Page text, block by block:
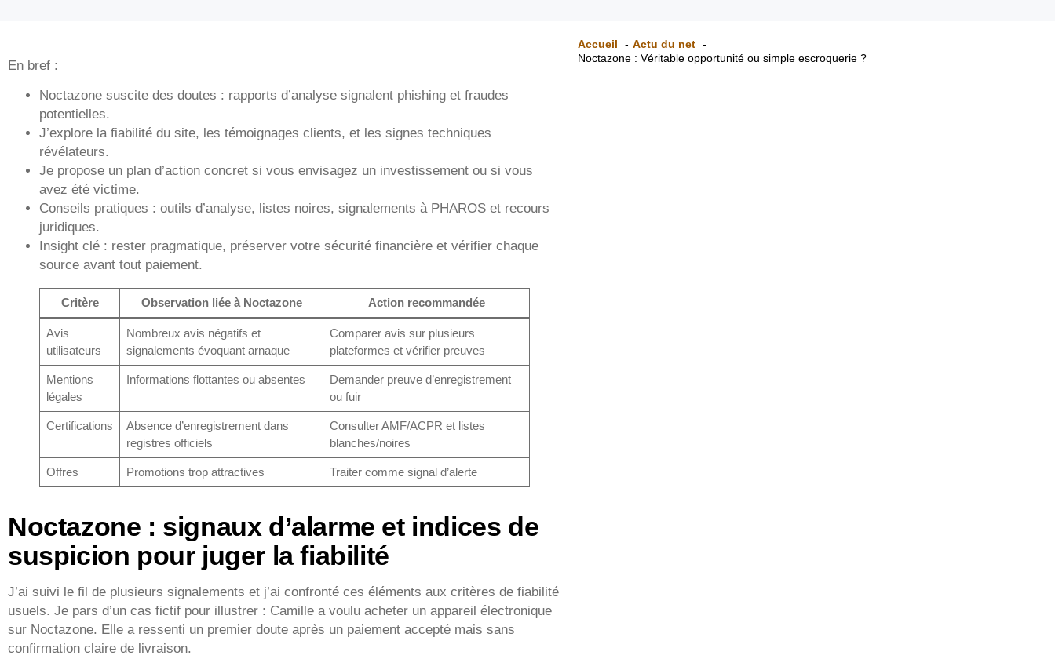
En bref :
Noctazone suscite des doutes : rapports d’analyse signalent phishing et fraudes
potentielles.
J’explore la fiabilité du site, les témoignages clients, et les signes techniques
révélateurs.
Je propose un plan d’action concret si vous envisagez un investissement ou si vous
avez été victime.
Conseils pratiques : outils d’analyse, listes noires, signalements à PHAROS et recours
juridiques.
Insight clé : rester pragmatique, préserver votre sécurité financière et vérifier chaque
source avant tout paiement.
Critère Observation liée à Noctazone Action recommandée
Avis
utilisateurs
Nombreux avis négatifs et
signalements évoquant arnaque
Comparer avis sur plusieurs
plateformes et vérifier preuves
Mentions
légales
Informations flottantes ou absentes
Demander preuve d’enregistrement
ou fuir
Certifications
Absence d’enregistrement dans
registres officiels
Consulter AMF/ACPR et listes
blanches/noires
Offres Promotions trop attractives Traiter comme signal d’alerte
Noctazone : signaux d’alarme et indices de
suspicion pour juger la fiabilité
J’ai suivi le fil de plusieurs signalements et j’ai confronté ces éléments aux critères de fiabilité
usuels. Je pars d’un cas fictif pour illustrer : Camille a voulu acheter un appareil électronique
sur Noctazone. Elle a ressenti un premier doute après un paiement accepté mais sans
confirmation claire de livraison.
Accueil
Actu du net
Noctazone : Véritable opportunité ou simple escroquerie ?